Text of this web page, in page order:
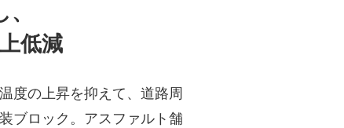
低減
度の上昇を抑えて、道路周
ブロック。アスファルト舗